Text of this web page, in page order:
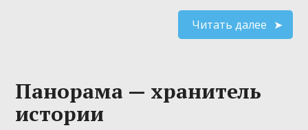
Читать далее
Панорама — хранитель
истории